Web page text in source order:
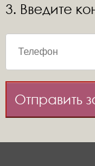
3. Введите
Отправить